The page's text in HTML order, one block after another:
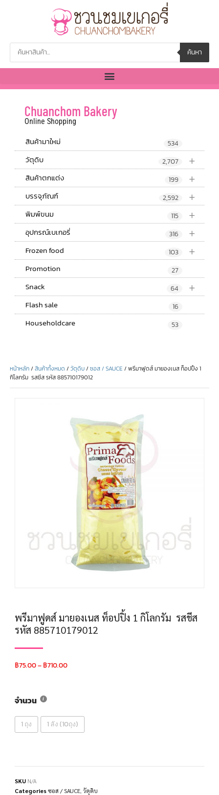
ค้นหา
Chuanchom Bakery
Online Shopping
สินค้ามาใหม่ 534
+
วัตุดิบ 2,707
+
สินค้าตกแต่ง 199
+
บรรจุภัณฑ์ 2,592
+
พิมพ์ขนม 115
+
อุปกรณ์เบเกอรี่ 316
+
Frozen food 103
Promotion 27
+
Snack 64
Flash sale 16
Householdcare 53
หน้าหลัก/สินค้าทั้งหมด /วัตุดิบ/ซอส / SAUCE / พรีมาฟูดส์ มายองเนส ท็อปปิ้ง 1
กิโลกรัม รสชีส รหัส 885710179012
พรีมาฟูดส์ มายองเนส ท็อปปิ้ง 1 กิโลกรัม รสชีส
รหัส 885710179012
฿75.00–฿710.00
จำนวน
1 ถุง 1 ลัง (10ถุง)
SKU N/A
Categoriesซอส / SAUCE วัตุดิบ